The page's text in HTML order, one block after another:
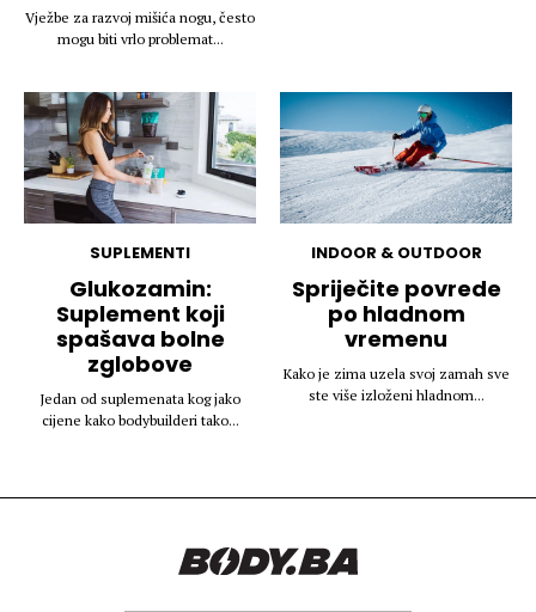
Vježbe za razvoj mišića nogu, često
mogu biti vrlo problemat...
SUPLEMENTI
Glukozamin:
Suplement koji
spašava bolne
zglobove
Jedan od suplemenata kog jako
cijene kako bodybuilderi tako...
INDOOR & OUTDOOR
Spriječite povrede
po hladnom
vremenu
Kako je zima uzela svoj zamah sve
ste više izloženi hladnom...